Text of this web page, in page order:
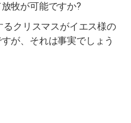
牧が可能ですか?
クリスマスがイエス様の
が、それは事実でしょう